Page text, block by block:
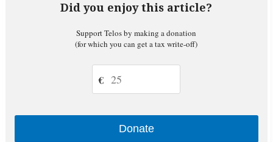
Did you enjoy this article?
Support Telos by making a donation
(for which you can get a tax write-off)
€
Donate